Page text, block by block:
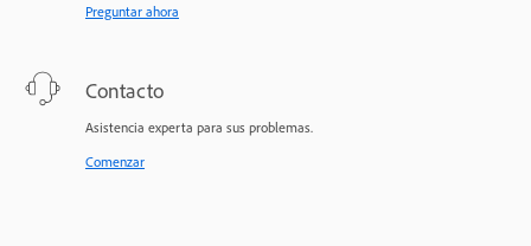
Preguntar ahora
Contacto
Asistencia experta para sus problemas.
Comenzar